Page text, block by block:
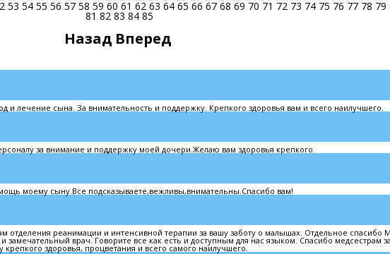
53 54 55 56 57 58 59 60 61 62 63 64 65 66 67 68 69 70 71 72 73 74 75 76 77 78 79
81 82 83 84 85
Назад Вперед
и лечение сына. За внимательность и поддержку. Крепкого здоровья вам и всего наилучшего.
за внимание и поддержку моей дочери.Желаю вам здоровья крепкого.
моему сыну.Все подсказываете,вежливы,внимательны.Спасибо вам!
отделения реанимации и интенсивной терапии за вашу заботу о малышах. Отдельное спасибо
врач. Говорите все как есть и доступным для нас языком. Спасибо медсестрам
здоровья, процветания и всего самого наилучшего.